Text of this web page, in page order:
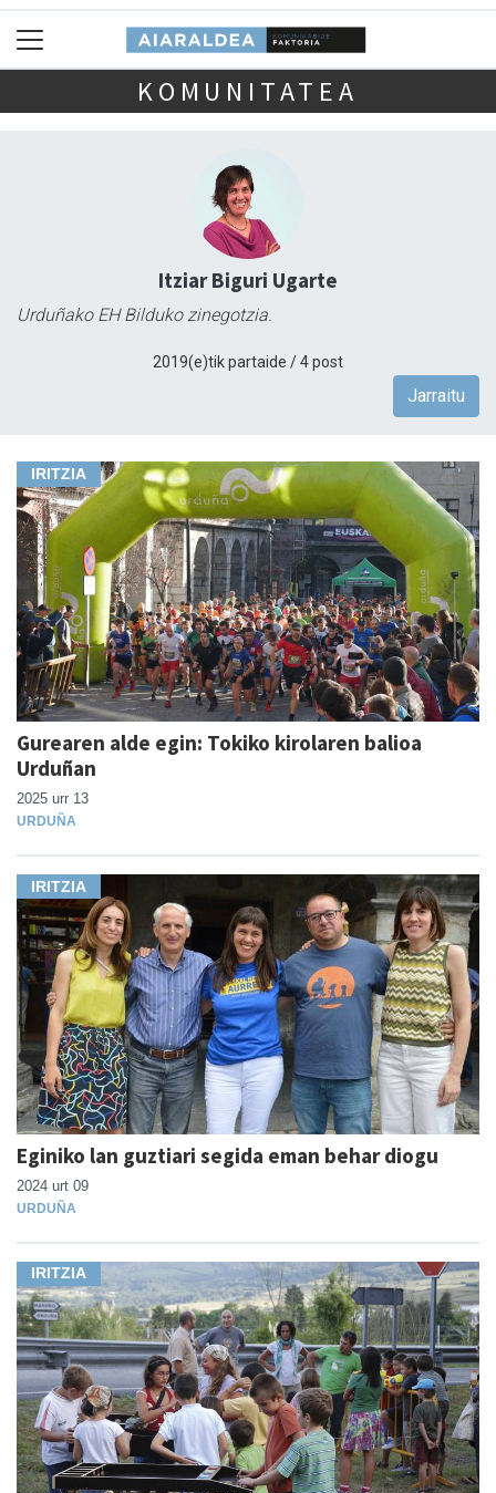
KOMUNITATEA
Itziar Biguri Ugarte
Urduñako EH Bilduko zinegotzia.
2019(e)tik partaide / 4 post
Jarraitu
IRITZIA
Gurearen alde egin: Tokiko kirolaren balioa
Urduñan
2025 urr 13
URDUÑA
IRITZIA
Eginiko lan guztiari segida eman behar diogu
2024 urt 09
URDUÑA
IRITZIA